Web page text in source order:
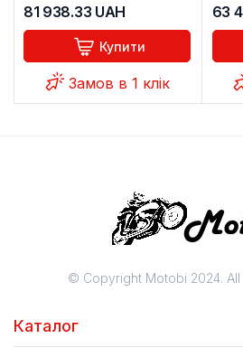
81 938.33 UAH
Купити
Замов в 1 клік
63
© Copyright Motobi 2024.
Каталог